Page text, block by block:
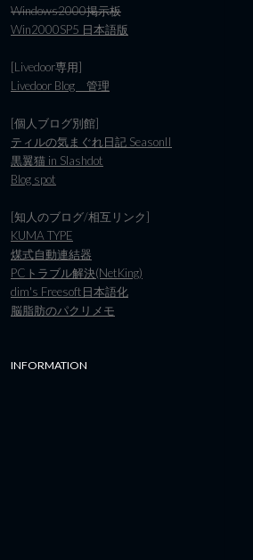
Windows2000掲示板
Win2000SP5 日本語版
[Livedoor専用]
Livedoor Blog 管理
[個人ブログ別館]
ティルの気まぐれ日記 SeasonII
黒翼猫 in Slashdot
Blog spot
[知人のブログ/相互リンク]
KUMA TYPE
煤式自動連結器
PCトラブル解決(NetKing)
dim's Freesoft日本語化
脳脂肪のパクリメモ
INFORMATION